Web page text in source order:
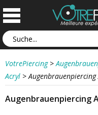
VotrePiercing >
Acryl >
Augenbrauenpiercing